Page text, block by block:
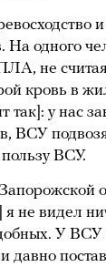
и
На одного
не
кровь в
так]: у нас
ВСУ
ВСУ.
не видел
У ВСУ
давно